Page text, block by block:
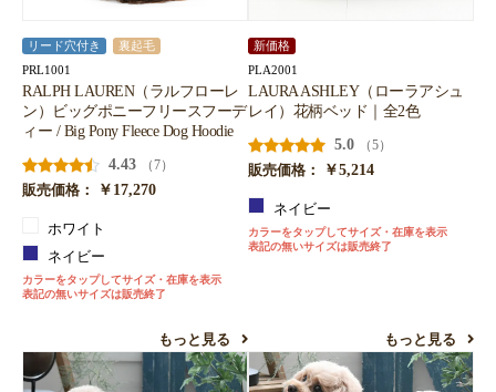
リード穴付き 裏起毛
PRL1001
RALPH LAUREN（ラルフローレ
ン）ビッグポニーフリースフーデ
ィー / Big Pony Fleece Dog Hoodie
4.43
（7）
販売価格：
￥17,270
ホワイト
ネイビー
カラーをタップしてサイズ・在庫を表示
表記の無いサイズは販売終了
もっと見る
新価格
PLA2001
LAURA ASHLEY（ローラアシュ
レイ）花柄ベッド｜全2色
5.0
（5）
販売価格：
￥5,214
ネイビー
カラーをタップしてサイズ・在庫を表示
表記の無いサイズは販売終了
もっと見る